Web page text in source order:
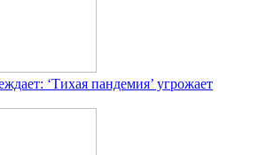
‘Тихая пандемия’ угрожает